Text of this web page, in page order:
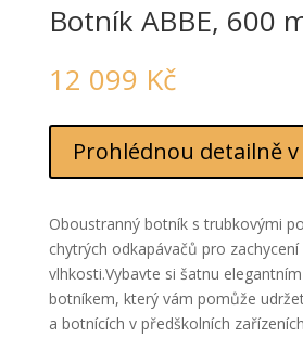
Botník ABBE, 600
12 099 Kč
Prohlédnou detailně
Oboustranný botník s trubkovými
chytrých odkapávačů pro
vlhkosti.Vybavte si šatnu
botníkem, který vám pomůže
a botnících v předškolních